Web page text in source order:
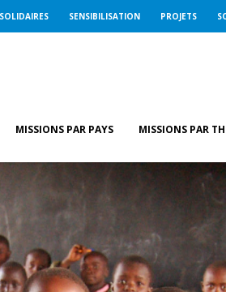
SENSIBILISATION PROJETS
MISSIONS PAR PAYS MISSIONS PAR